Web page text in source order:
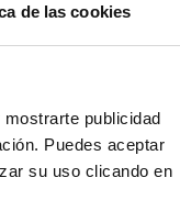
de las cookies
publicidad
Puedes aceptar
su uso clicando en